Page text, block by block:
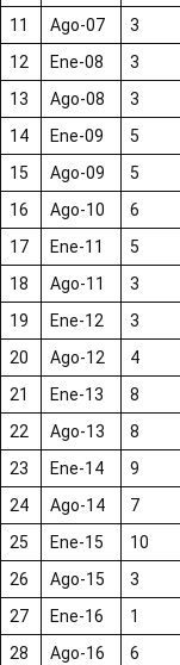
11
Ago-07 3
12
Ene-08 3
13
Ago-08 3
14
Ene-09 5
15
Ago-09 5
16
Ago-10 6
17
Ene-11 5
18
Ago-11 3
19
Ene-12 3
20
Ago-12 4
21
Ene-13 8
22
Ago-13 8
23
Ene-14 9
24
Ago-14 7
25
Ene-15 10
26
Ago-15 3
27
Ene-16 1
28
Ago-16 6